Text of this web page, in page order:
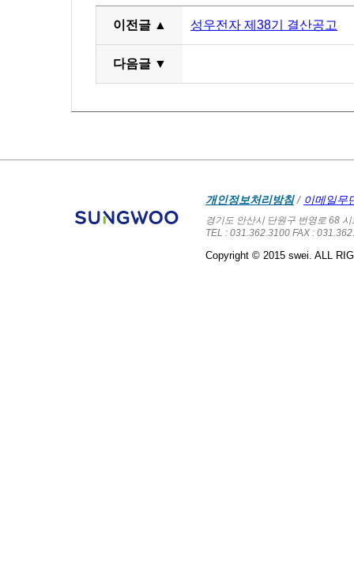
이전글 ▲ 성우전자 제38기 결산공고
다음글 ▼
개인정보처리방침/ 이메일무
경기도 안산시 단원구 번영로 68
TEL : 031.362.3100 FAX :
Copyright © 2015 swei. ALL